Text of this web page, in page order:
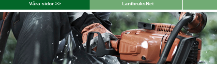
Våra sidor >> LantbruksNet